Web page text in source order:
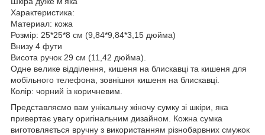
Характеристика:
Материал: кожа
Розмір: 25*25*8 см (9,84*9,84*3,15 дюйма)
Внизу 4 фути
Висота ручок 29 см (11,42 дюйма).
Одне велике відділення, кишеня на блискавці та кишеня для
мобільного телефона, зовнішня кишеня на блискавці.
Колір: чорний із коричневим.
Представляємо вам унікальну жіночу сумку зі шкіри, яка
привертає увагу оригінальним дизайном. Кожна сумка
виготовляється вручну з використанням різнобарвних смужок